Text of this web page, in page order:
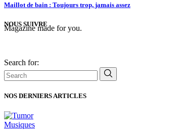
Maillot de bain : Toujours trop, jamais assez
NOUS SUIVRE
Magazine made for you.
Search for:
NOS DERNIERS ARTICLES
Musiques